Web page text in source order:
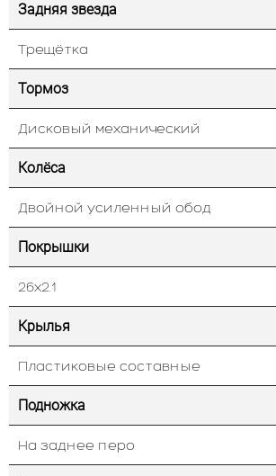
Задняя звезда
Трещётка
Тормоз
Дисковый механический
Колёса
Двойной усиленный обод
Покрышки
26х2.1
Крылья
Пластиковые составные
Подножка
На заднее перо